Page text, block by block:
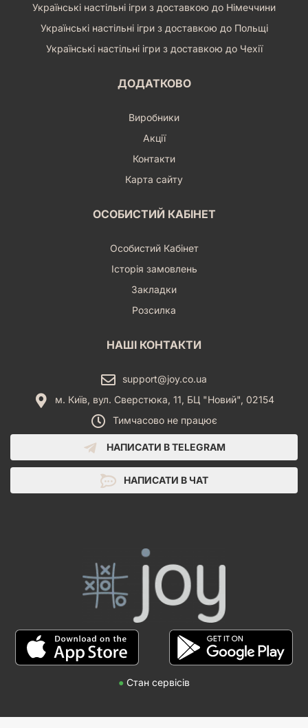
Українські настільні ігри з доставкою до Німеччини
Українські настільні ігри з доставкою до Польщі
Українські настільні ігри з доставкою до Чехії
ДОДАТКОВО
Виробники
Акції
Контакти
Карта сайту
ОСОБИСТИЙ КАБІНЕТ
Особистий Кабінет
Історія замовлень
Закладки
Розсилка
НАШІ КОНТАКТИ
support@joy.co.ua
м. Київ, вул. Сверстюка, 11, БЦ "Новий", 02154
Тимчасово не працює
НАПИСАТИ В TELEGRAM
НАПИСАТИ В ЧАТ
● Стан сервісів